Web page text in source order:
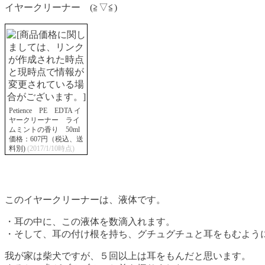
イヤークリーナー (≧▽≦)
Petience PE EDTA イ
ヤークリーナー ライ
ムミントの香り 50ml
価格：607円（税込、送
料別) (2017/1/10時点)
このイヤークリーナーは、液体です。
・耳の中に、この液体を数滴入れます。
・そして、耳の付け根を持ち、グチュグチュと耳をもむよう
我が家は柴犬ですが、５回以上は耳をもんだと思います。